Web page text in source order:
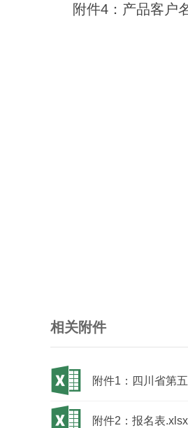
附件4：产品客户
相关附件
附件1：四川省第
附件2：报名表.xlsx